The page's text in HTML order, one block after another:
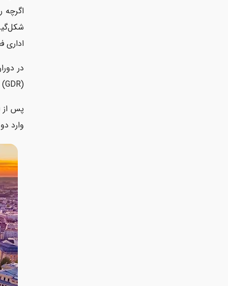
اگرچه
اداری
در
(GDR) به شمار می‌رفت. در آن زمان، قلمرو امروزی ایالت به سه ناحیه‌ی اداری مجزا تقسیم شده بود.
وارد